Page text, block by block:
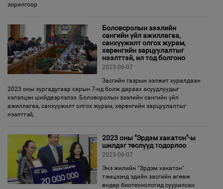
зорилгоор
Боловсролын зээлийн
сангийн үйл ажиллагаа,
санхүүжилт олгох журам,
хөрөнгийн зарцуулалтыг
нээлттэй, ил тод болгоно
2023-06-07
Засгийн газрын ээлжит хуралдаан
2023 оны зургадугаар сарын 7-нд болж дараах асуудлуудыг
хэлэлцэн шийдвэрлэлээ. Боловсролын зээлийн сангийн үйл
ажиллагаа, санхүүжилт олгох журам, хөрөнгийн зарцуулалтыг
нээлттэй,
2023 оны "Эрдэм хакатон"-ы
шилдэг төслүүд тодорлоо
2023-06-07
Энэ жилийн "Эрдэм хакатон"
тэмцээнд эдийн засгийн өгөөж
өндөр биотехнологид суурилсан